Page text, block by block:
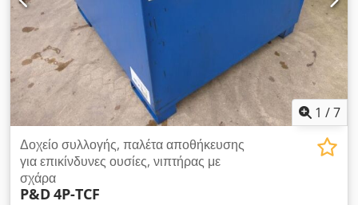
1 /7
Δοχείο συλλογής, παλέτα αποθήκευσης
για επικίνδυνες ουσίες, νιπτήρας με
σχάρα
P&D4P-TCF